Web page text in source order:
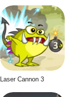
Laser Cannon 3